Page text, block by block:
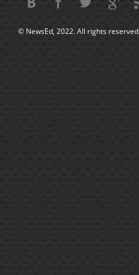
© NewsEd, 2022. All rights reserved